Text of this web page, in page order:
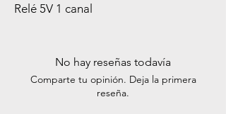
Relé 5V 1 canal
No hay reseñas todavía
Comparte tu opinión. Deja la primera
reseña.